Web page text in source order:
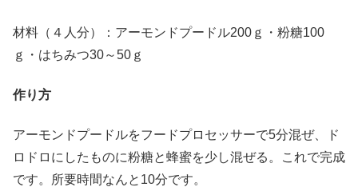
材料（４人分）：アーモンドプードル200ｇ・粉糖100
ｇ・はちみつ30～50ｇ
作り方
アーモンドプードルをフードプロセッサーで5分混ぜ、ド
ロドロにしたものに粉糖と蜂蜜を少し混ぜる。これで完成
です。所要時間なんと10分です。